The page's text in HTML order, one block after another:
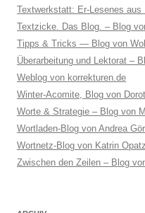
Textwerkstatt: Er-Lesenes aus
Textzicke. Das Blog. – Blog
Tipps & Tricks — Blog von
Überarbeitung und Lektorat –
Weblog von korrekturen.de
Winter-Acomite, Blog von
Worte & Strategie – Blog von
Wortladen-Blog von Andrea
Wortnetz-Blog von Katrin Opatz
Zwischen den Zeilen – Blog